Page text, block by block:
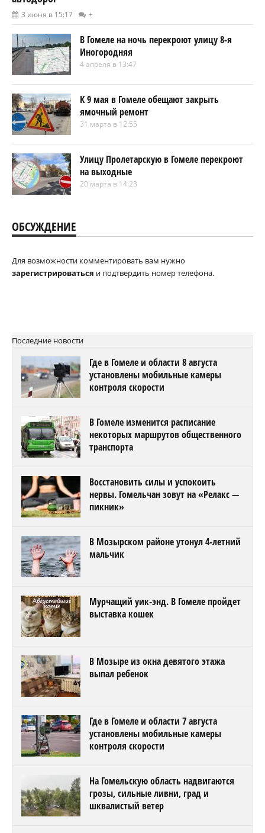
3 июня в 15:17 +
В Гомеле на ночь перекроют улицу 8-я
Иногородняя
4 апреля в 13:47
К 9 мая в Гомеле обещают закрыть
ямочный ремонт
31 марта в 12:55
Улицу Пролетарскую в Гомеле перекроют
на выходные
20 марта в 14:23
ОБСУЖДЕНИЕ
Для возможности комментировать вам нужно
зарегистрироваться и подтвердить номер телефона.
Последние новости
Где в Гомеле и области 8 августа
установлены мобильные камеры
контроля скорости
В Гомеле изменится расписание
некоторых маршрутов общественного
транспорта
Восстановить силы и успокоить
нервы. Гомельчан зовут на «Релакс —
пикник»
В Мозырском районе утонул 4-летний
мальчик
Мурчащий уик-энд. В Гомеле пройдет
выставка кошек
В Мозыре из окна девятого этажа
выпал ребенок
Где в Гомеле и области 7 августа
установлены мобильные камеры
контроля скорости
На Гомельскую область надвигаются
грозы, сильные ливни, град и
шквалистый ветер